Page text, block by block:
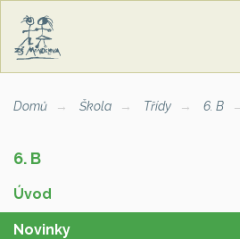
Domů Škola Třídy 6. B
6. B
Úvod
Novinky